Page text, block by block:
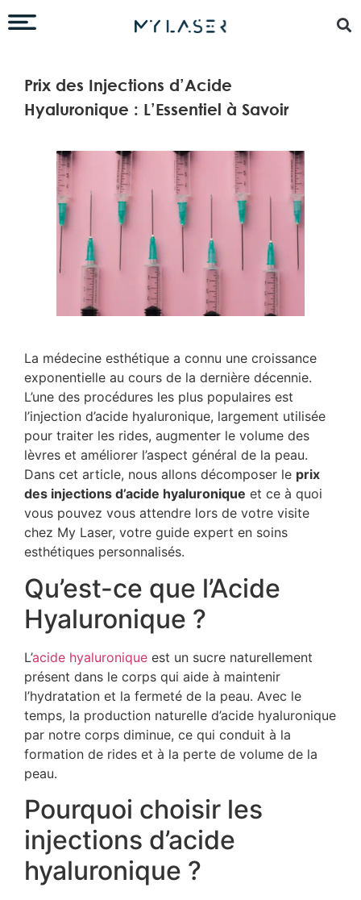
Prix des Injections d’Acide
Hyaluronique : L’Essentiel à Savoir
La médecine esthétique a connu une croissance
exponentielle au cours de la dernière décennie.
L’une des procédures les plus populaires est
l’injection d’acide hyaluronique, largement utilisée
pour traiter les rides, augmenter le volume des
lèvres et améliorer l’aspect général de la peau.
Dans cet article, nous allons décomposer le prix
des injections d’acide hyaluronique et ce à quoi
vous pouvez vous attendre lors de votre visite
chez My Laser, votre guide expert en soins
esthétiques personnalisés.
Qu’est-ce que l’Acide
Hyaluronique ?
L’acide hyaluronique est un sucre naturellement
présent dans le corps qui aide à maintenir
l’hydratation et la fermeté de la peau. Avec le
temps, la production naturelle d’acide hyaluronique
par notre corps diminue, ce qui conduit à la
formation de rides et à la perte de volume de la
peau.
Pourquoi choisir les
injections d’acide
hyaluronique ?